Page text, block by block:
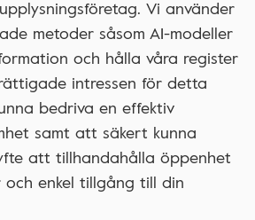
Vi använder
metoder såsom AI-modeller
och hålla våra register
intressen för detta
bedriva en effektiv
samt att säkert kunna
att tillhandahålla öppenhet
enkel tillgång till din